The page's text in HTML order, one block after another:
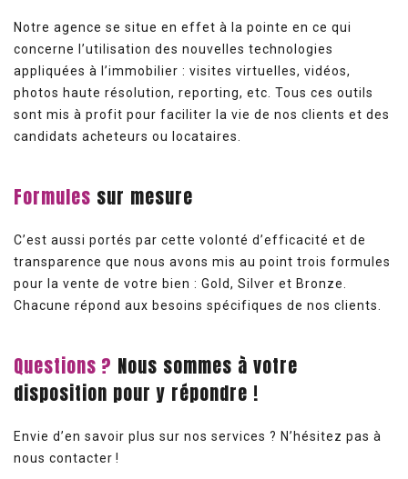
Notre agence se situe en effet à la pointe en ce qui
concerne l’utilisation des nouvelles technologies
appliquées à l’immobilier : visites virtuelles, vidéos,
photos haute résolution, reporting, etc. Tous ces outils
sont mis à profit pour faciliter la vie de nos clients et des
candidats acheteurs ou locataires.
Formules sur mesure
C’est aussi portés par cette volonté d’efficacité et de
transparence que nous avons mis au point trois formules
pour la vente de votre bien : Gold, Silver et Bronze.
Chacune répond aux besoins spécifiques de nos clients.
Questions ? Nous sommes à votre
disposition pour y répondre !
Envie d’en savoir plus sur nos services ? N’hésitez pas à
nous contacter !